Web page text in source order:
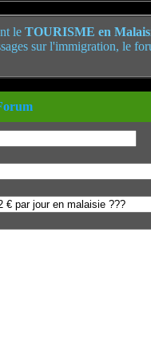
le TOURISME en
sur l'immigration, le